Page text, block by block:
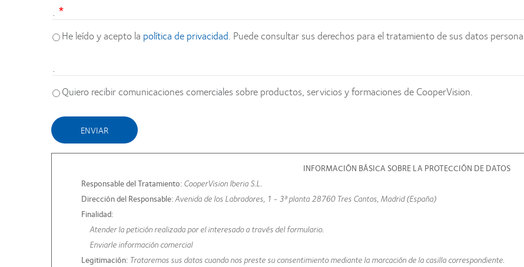
.
He leído y acepto la política de privacidad. Puede consultar sus derechos para el tratamiento de sus datos
.
Quiero recibir comunicaciones comerciales sobre productos, servicios y formaciones de CooperVision.
message
INFORMACIÓN BÁSICA SOBRE LA PROTECCIÓN DE DATOS
Responsable del Tratamiento:CooperVision Iberia S.L.
Dirección del Responsable:Avenida de los Labradores, 1 - 3ª planta 28760 Tres Cantos, Madrid (España)
Finalidad:
Atender la petición realizada por el interesado a través del formulario.
Enviarle información comercial
Legitimación: Trataremos sus datos cuando nos preste su consentimiento mediante la marcación de la casilla correspondiente.